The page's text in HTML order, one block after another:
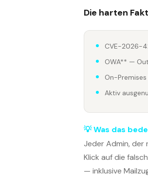
Die harten
CVE-2026-
OWA** —
On-
Aktiv
💡 Was das
Jeder Admin, der
Klick auf die
— inklusive